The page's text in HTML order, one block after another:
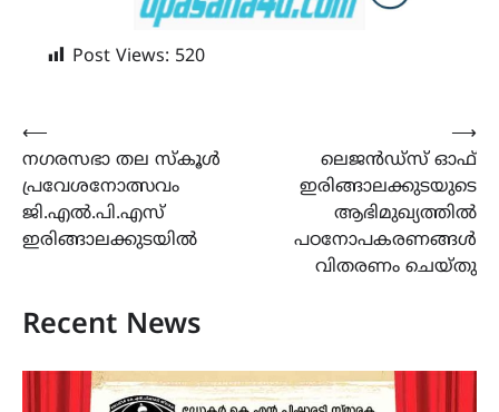
Post Views: 520
Post
navigation
⟵
നഗരസഭാ തല സ്കൂൾ
പ്രവേശനോത്സവം
ജി.എൽ.പി.എസ്
ഇരിങ്ങാലക്കുടയിൽ
ലെജന്‍ഡ്‌സ് ഓഫ്
ഇരിങ്ങാലക്കുടയുടെ
ആഭിമുഖ്യത്തില്‍
പഠനോപകരണങ്ങള്‍
വിതരണം ചെയ്തു
⟶
Recent News